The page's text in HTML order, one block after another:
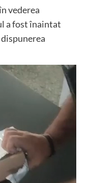
vederea
a fost înaintat